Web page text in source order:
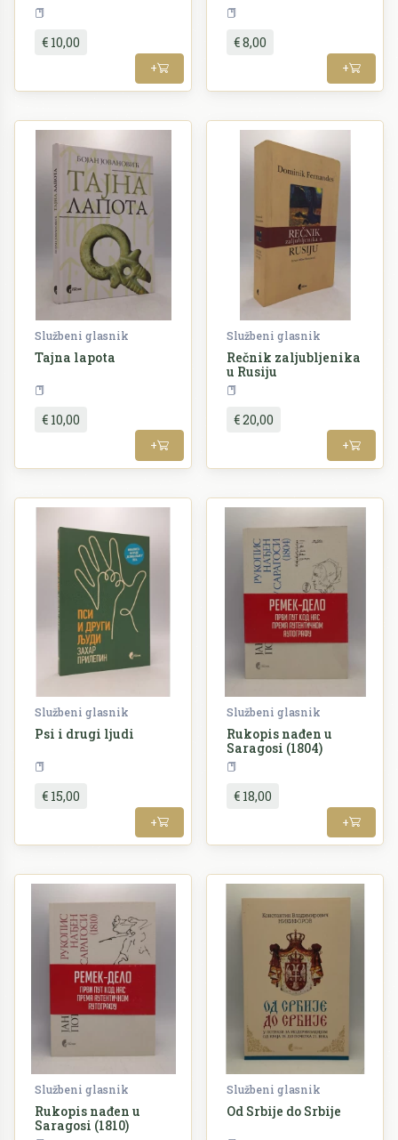
€ 10,00
+
€ 8,00
+
Službeni glasnik
Tajna lapota
Etnologija i antropologija
€ 10,00
+
Službeni glasnik
Rečnik zaljubljenika
u Rusiju
€ 20,00
+
Službeni glasnik
Psi i drugi ljudi
€ 15,00
+
Službeni glasnik
Rukopis nađen u
Saragosi (1804)
€ 18,00
+
Službeni glasnik
Rukopis nađen u
Saragosi (1810)
Službeni glasnik
Od Srbije do Srbije